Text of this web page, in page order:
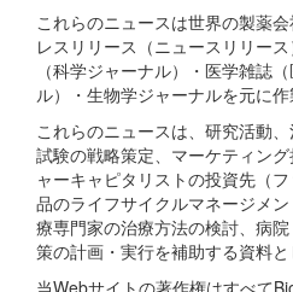
これらのニュースは世界の製薬
レスリリース（ニュースリリー
（科学ジャーナル）・医学雑誌
ル）・生物学ジャーナルを元に作
これらのニュースは、研究活動
試験の戦略策定、マーケティン
ャーキャピタリストの投資先（
品のライフサイクルマネージメ
療専門家の治療方法の検討、病
策の計画・実行を補助する資料と